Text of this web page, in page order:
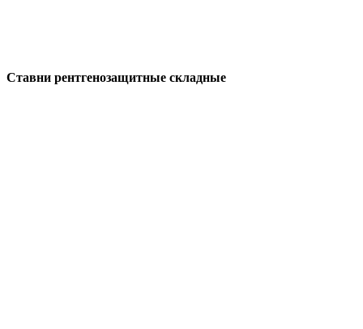
Ставни рентгенозащитные складные